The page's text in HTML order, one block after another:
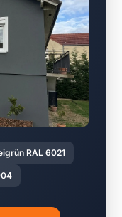
RAL 6021